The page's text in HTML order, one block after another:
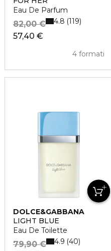
Eau De Parfum
57,40 €
82,00 €
4 formati
4.8 119
DOLCE&GABBANA
LIGHT BLUE
Eau De Toilette
79,90 € 4.9 40